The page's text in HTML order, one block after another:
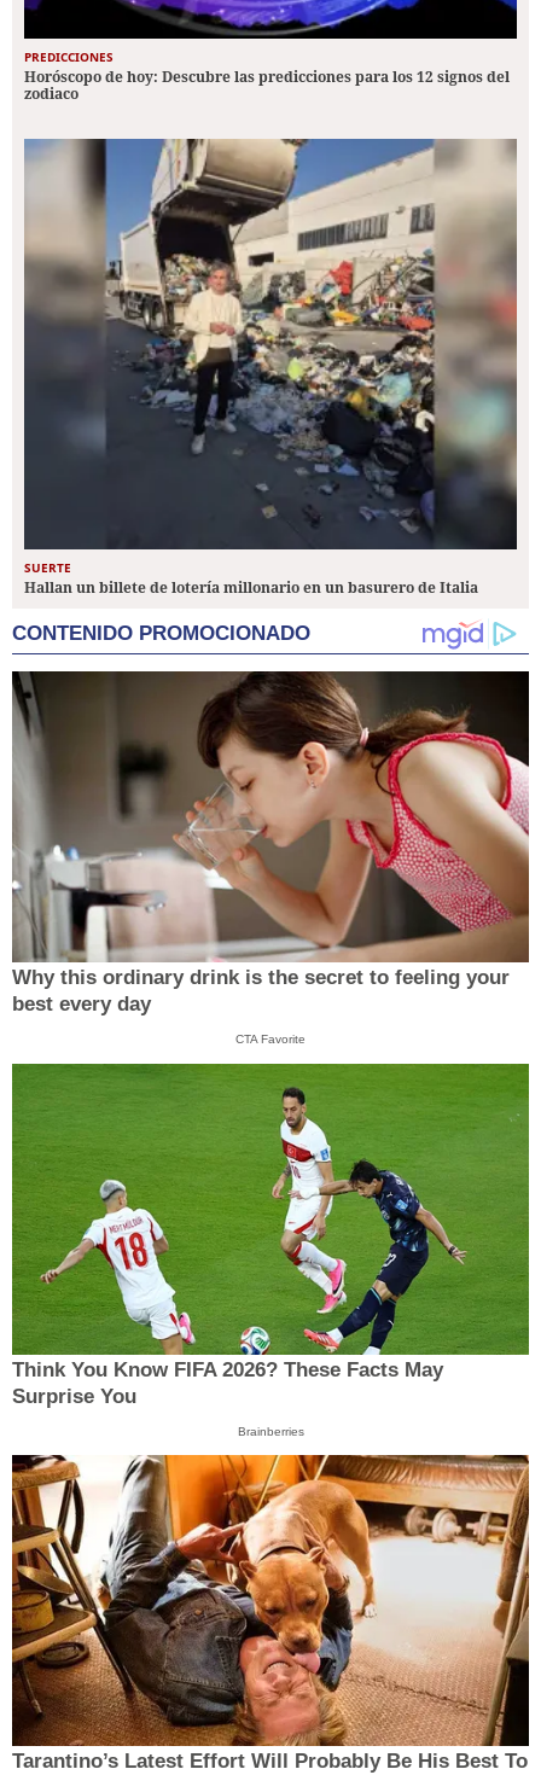
PREDICCIONES
Horóscopo de hoy: Descubre las predicciones para los 12 signos del
zodiaco
SUERTE
Hallan un billete de lotería millonario en un basurero de Italia
CONTENIDO PROMOCIONADO
Why this ordinary drink is the secret to feeling your
best every day
CTA Favorite
Think You Know FIFA 2026? These Facts May
Surprise You
Brainberries
Tarantino’s Latest Effort Will Probably Be His Best To